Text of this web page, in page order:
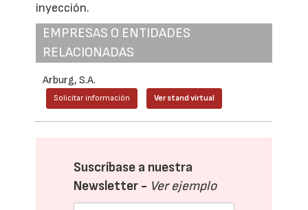
inyección.
EMPRESAS O ENTIDADES
RELACIONADAS
Arburg, S.A.
Solicitar información Ver stand virtual
Suscríbase a nuestra
Newsletter - Ver ejemplo